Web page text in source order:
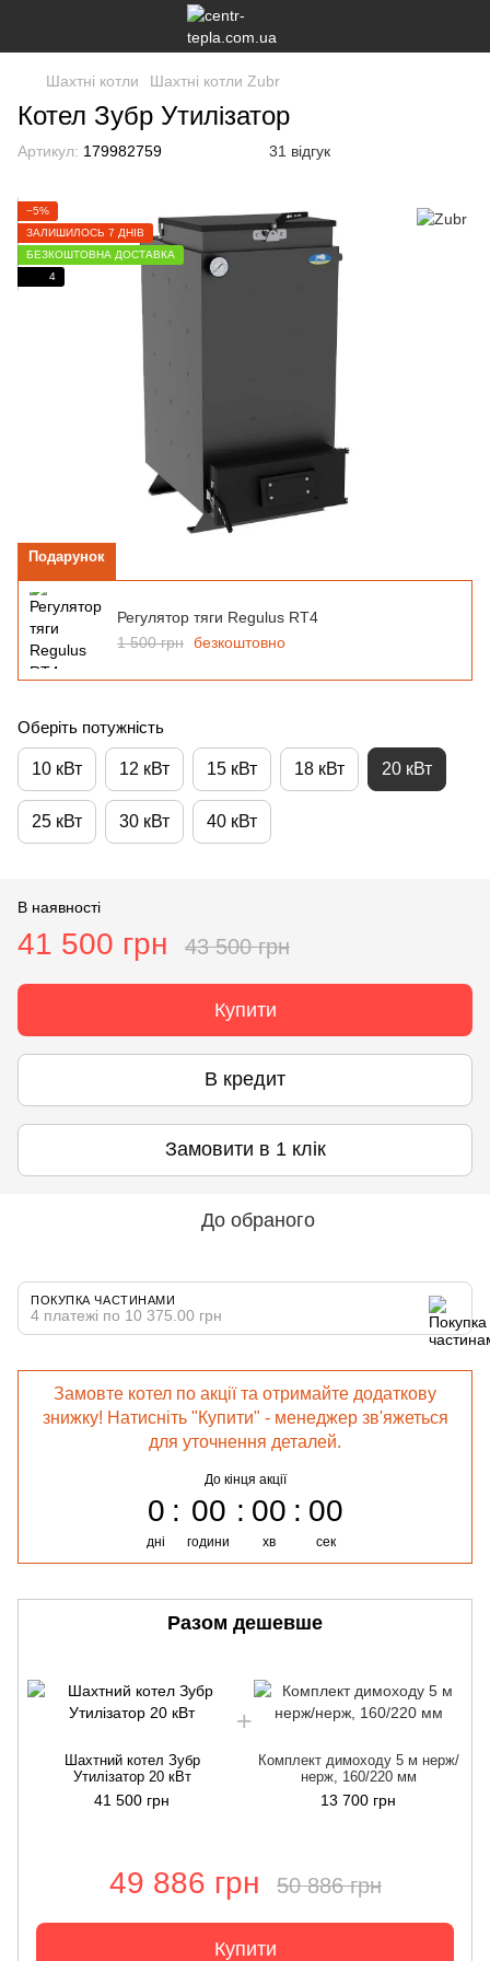
Шахтні котли Шахтні котли Zubr
Котел Зубр Утилізатор
Артикул: 179982759 31 відгук
−5%
ЗАЛИШИЛОСЬ 7 ДНІВ
БЕЗКОШТОВНА ДОСТАВКА
4
Подарунок
Регулятор тяги Regulus RT4
1 500 грн безкоштовно
Оберіть потужність
10 кВт 12 кВт 15 кВт 18 кВт 20 кВт
25 кВт 30 кВт 40 кВт
В наявності
41 500 грн 43 500 грн
Купити
В кредит
Замовити в 1 клік
До обраного
ПОКУПКА ЧАСТИНАМИ
4 платежі по 10 375.00 грн
Замовте котел по акції та отримайте додаткову
знижку! Натисніть "Купити" - менеджер зв'яжеться
для уточнення деталей.
До кінця акції
0
дні
00
години
00
хв
00
сек
Разом дешевше
Шахтний котел Зубр
Утилізатор 20 кВт
41 500 грн
Комплект димоходу 5 м нерж/
нерж, 160/220 мм
13 700 грн
49 886 грн 50 886 грн
Купити